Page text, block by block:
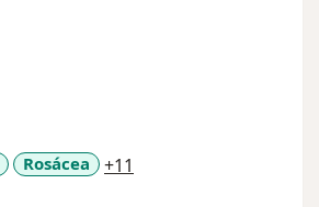
Rosácea +11